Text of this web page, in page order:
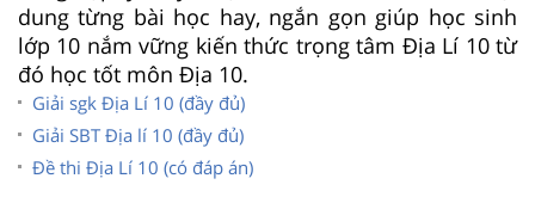
dung từng bài học hay, ngắn gọn giúp học sinh
lớp 10 nắm vững kiến thức trọng tâm Địa Lí 10 từ
đó học tốt môn Địa 10.
Giải sgk Địa Lí 10 (đầy đủ)
Giải SBT Địa lí 10 (đầy đủ)
Đề thi Địa Lí 10 (có đáp án)